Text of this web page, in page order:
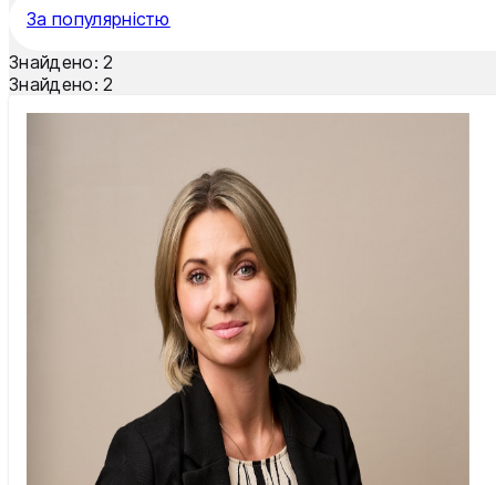
Житомир
Київ
Львів
За популярністю
Знайдено: 2
Знайдено: 2